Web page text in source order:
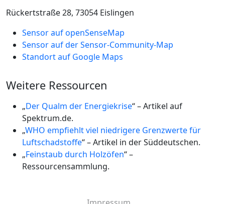
Rückertstraße 28, 73054 Eislingen
Sensor auf openSenseMap
Sensor auf der Sensor-Community-Map
Standort auf Google Maps
Weitere Ressourcen
„Der Qualm der Energiekrise“ – Artikel auf
Spektrum.de.
„WHO empfiehlt viel niedrigere Grenzwerte für
Luftschadstoffe“ – Artikel in der Süddeutschen.
„Feinstaub durch Holzöfen“ –
Ressourcensammlung.